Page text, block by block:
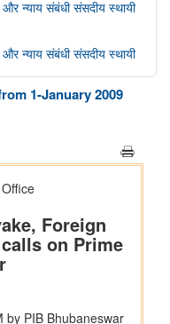
और न्याय संबंधी संसदीय स्थायी
और न्याय संबंधी संसदीय स्थायी
वन और जलवायु परिवर्तन
प्रेस विज्ञप्ति
वन और जलवायु परिवर्तन
पर प्रेस विज्ञप्ति
समिति की 175वीं, 176
की 201वीं रिपोर्ट पर
1-January 2009